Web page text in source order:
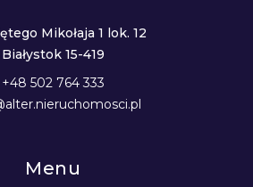
Mikołaja 1 lok. 12
Białystok 15-419
+48 502 764 333
Menu